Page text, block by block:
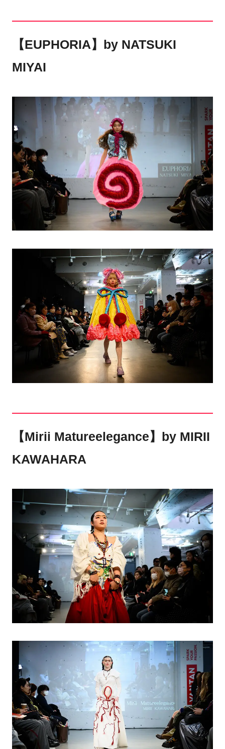
【EUPHORIA】by NATSUKI
MIYAI
【Mirii Matureelegance】by MIRII
KAWAHARA